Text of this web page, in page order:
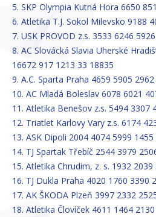
5. SKP Olympia Kutná Hora 6650
6. Atletika T.J. Sokol Milevsko 9188
7. USK PROVOD z.s. 3533 6246
8. AC Slovácká Slavia Uherské
16672 917 1213 33 18835
9. A.C. Sparta Praha 4659 5905
10. AC Mladá Boleslav 6078 6021
11. Atletika Benešov z.s. 5494 3307
12. Triatlet Karlovy Vary z.s. 6174
13. ASK Dipoli 2004 4074 5999
14. TJ Spartak Třebíč 2544 3979
15. Atletika Chrudim, z. s. 1932
16. TJ Dukla Praha 4020 1760 3390
17. AK ŠKODA Plzeň 3997 2332
18. Atletika Človíček 4611 1464